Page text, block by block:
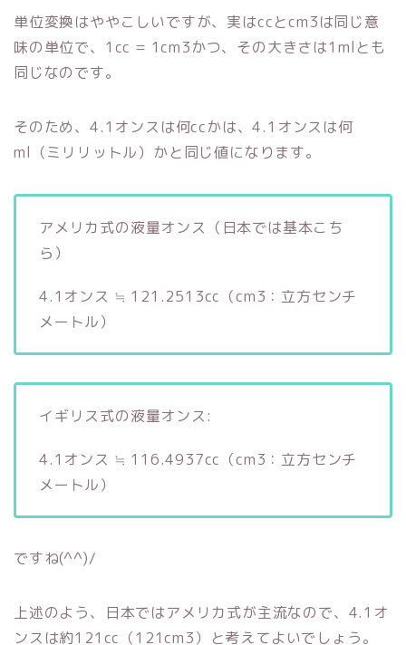
単位変換はややこしいですが、実はccとcm3は同じ意
味の単位で、1cc = 1cm3かつ、その大きさは1mlとも
同じなのです。
そのため、4.1オンスは何ccかは、4.1オンスは何
ml（ミリリットル）かと同じ値になります。
アメリカ式の液量オンス（日本では基本こち
ら）
4.1オンス ≒ 121.2513cc（cm3：立方センチ
メートル）
イギリス式の液量オンス:
4.1オンス ≒ 116.4937cc（cm3：立方センチ
メートル）
ですね(^^)/
上述のよう、日本ではアメリカ式が主流なので、4.1オ
ンスは約121cc（121cm3）と考えてよいでしょう。